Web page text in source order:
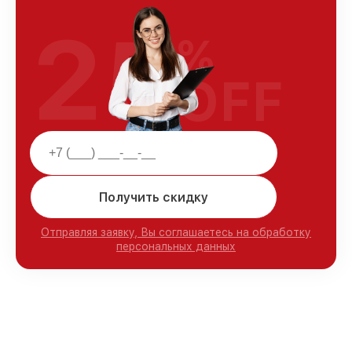
Получить скидку
Отправляя заявку, Вы соглашаетесь на обработку
персональных данных
25%
OFF